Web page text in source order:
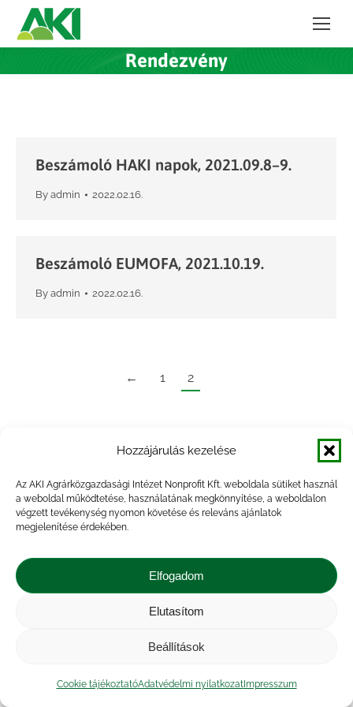
Hozzájárulás kezelése
Az AKI Agrárközgazdasági Intézet Nonprofit Kft. weboldala sütiket használ
a weboldal működtetése, használatának megkönnyítése, a weboldalon
végzett tevékenység nyomon követése és releváns ajánlatok
megjelenítése érdekében.
Elfogadom
Elutasítom
Beállítások
Cookie tájékoztatóAdatvédelmi nyilatkozatImpresszum
Rendezvény
Beszámoló HAKI napok, 2021.09.8–9.
By admin 2022.02.16.
Beszámoló EUMOFA, 2021.10.19.
By admin 2022.02.16.
← 1 2